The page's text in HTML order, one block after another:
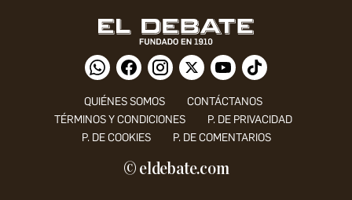
QUIÉNES SOMOS
CONTÁCTANOS
TÉRMINOS Y CONDICIONES
P. DE PRIVACIDAD
P. DE COOKIES
P. DE COMENTARIOS
© eldebate.com